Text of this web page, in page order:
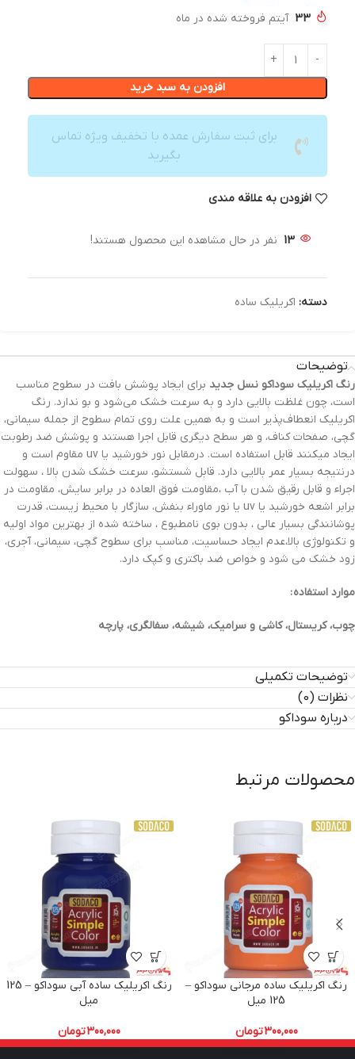
33 آیتم فروخته شده در ماه
افزودن به سبد خرید
برای ثبت سفارش عمده با تخفیف ویژه تماس
بگیرید
افزودن به علاقه مندی
13 نفر در حال مشاهده این محصول هستند!
دسته: اکریلیک ساده
توضیحات
رنگ‌ اکریلیک سوداکو نسل جدید برای ایجاد پوشش بافت در سطوح مناسب
است، چون غلظت بالایی دارد و به سرعت خشک می‌شود و بو ندارد. رنگ
اکریلیک انعطاف‌پذیر است و به همین علت روی تمام سطوح از جمله سیمانی،
گچی، صفحات کناف، و هر سطح دیگری قابل اجرا هستند و پوشش ضد رطوبت
ایجاد میکنند قابل استفاده است. درمقابل نور خورشید یا uv مقاوم است و
درنتیجه بسیار عمر بالایی دارد. قابل شستشو، سرعت خشک شدن بالا ، سهولت
اجراء و قابل رقیق شدن با آب ،مقاومت فوق العاده در برابر سایش، مقاومت در
برابر اشعه خورشید یا uv یا نور ماوراء بنفش، سازگار با محیط زیست، قدرت
پوشانندگی بسیار عالی ، بدون بوی نامطبوع ، ساخته شده از بهترین مواد اولیه
و تکنولوژی بالا،عدم ایجاد حساسیت، مناسب برای سطوح گچی، سیمانی، آجری،
زود خشک می شود و خواص ضد باکتری و کپک دارد.
موارد استفاده :
چوب، کریستال، کاشی و سرامیک، شیشه، سفالگری، پارچه
توضیحات تکمیلی
نظرات (0)
درباره سوداکو
محصولات مرتبط
رنگ اکریلیک ساده مرجانی سوداکو –
125 میل
300,000تومان
رنگ اکریلیک ساده آبی سوداکو – 125
میل
300,000تومان